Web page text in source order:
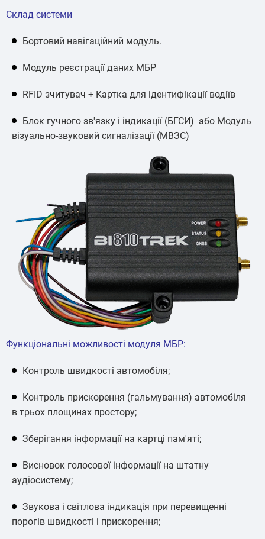
Склад системи
Бортовий навігаційний модуль.
Модуль реєстрації даних МБР
RFID зчитувач + Картка для ідентифікації водіїв
Блок гучного зв'язку і індикації (БГСИ) або Модуль
візуально-звуковий сигналізації (МВЗС)
Функціональні можливості модуля МБР:
Контроль швидкості автомобіля;
Контроль прискорення (гальмування) автомобіля
в трьох площинах простору;
Зберігання інформації на картці пам'яті;
Висновок голосової інформації на штатну
аудіосистему;
Звукова і світлова індикація при перевищенні
порогів швидкості і прискорення;